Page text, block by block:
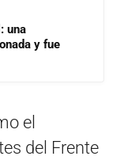
una
y fue
el
del Frente